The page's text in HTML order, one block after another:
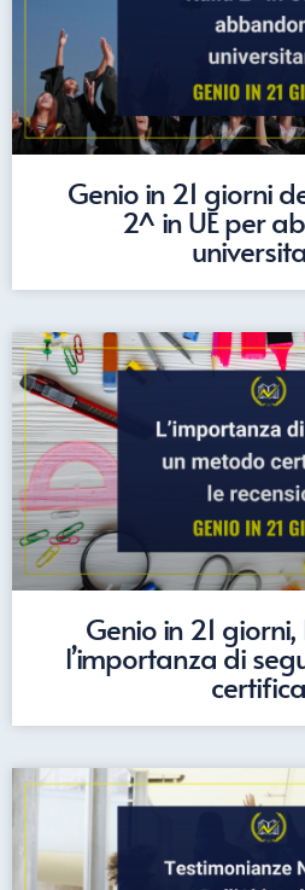
Genio in 21 giorni
2^ in UE per
Genio in 21
l’importanza di